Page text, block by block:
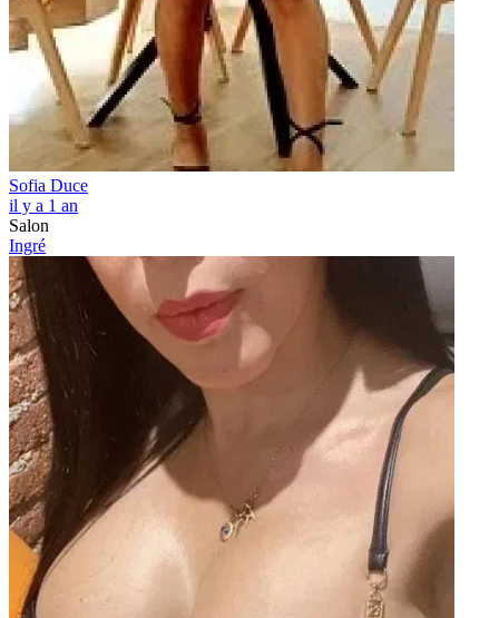
Sofia Duce
il y a 1 an
Salon
Ingré